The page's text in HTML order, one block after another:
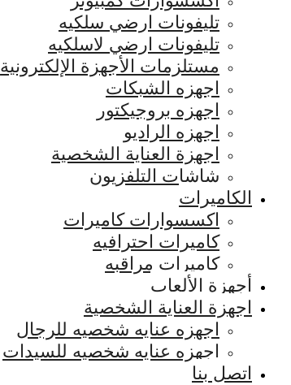
تليفونات ارضي سلكيه
تليفونات ارضي لاسلكيه
مستلزمات الأجهزة الإلكترونية
اجهزه الشبكات
اجهزه بروجيكتور
اجهزه الراديو
اجهزة العناية الشخصية
شاشات التلفزيون
الكاميرات
اكسسوارات كاميرات
كاميرات احترافيه
كاميرات مراقبه
أجهزة الألعاب
اجهزة العناية الشخصية
اجهزه عنايه شخصيه للرجال
اجهزه عنايه شخصيه للسيدات
اتصل بنا